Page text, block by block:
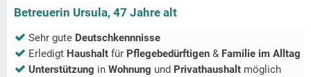
Betreuerin Ursula, 47 Jahre alt
Sehr gute Deutschkennnisse
Erledigt Haushalt für Pflegebedürftigen & Familie im Alltag
Unterstützung in Wohnung und Privathaushalt möglich